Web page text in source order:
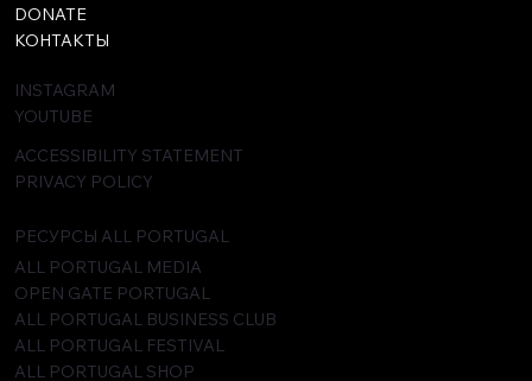
DONATE
КОНТАКТЫ
INSTAGRAM
YOUTUBE
ACCESSIBILITY STATEMENT
PRIVACY POLICY
РЕСУРСЫ ALL PORTUGAL
ALL PORTUGAL MEDIA
OPEN GATE PORTUGAL
ALL PORTUGAL BUSINESS CLUB
ALL PORTUGAL FESTIVAL
ALL PORTUGAL SHOP